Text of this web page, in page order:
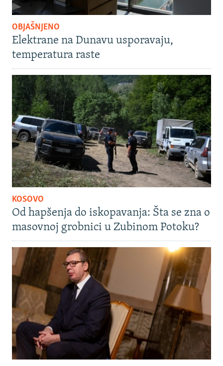
OBJAŠNJENO
Elektrane na Dunavu usporavaju,
temperatura raste
KOSOVO
Od hapšenja do iskopavanja: Šta se zna o
masovnoj grobnici u Zubinom Potoku?